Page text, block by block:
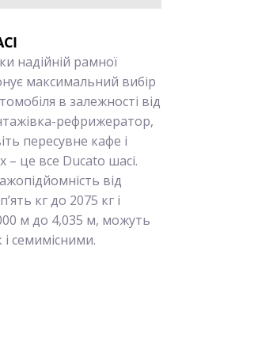
надійній рамної
максимальний вибір
в залежності від
рефрижератор,
пересувне кафе і
– це все Ducato шасі.
від
кг до 2075 кг і
м до 4,035 м, можуть
семимісними.